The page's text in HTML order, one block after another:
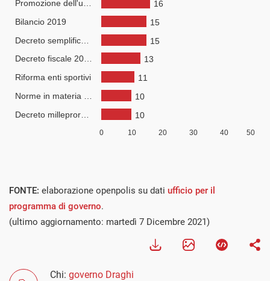
FONTE: elaborazione openpolis su dati ufficio per il
programma di governo.
(ultimo aggiornamento: martedì 7 Dicembre 2021)
Chi: governo Draghi